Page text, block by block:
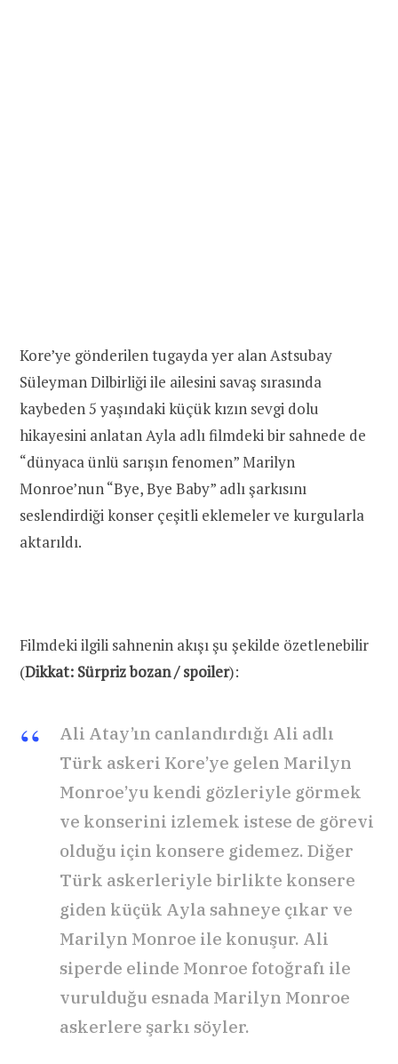
Kore’ye gönderilen tugayda yer alan Astsubay
Süleyman Dilbirliği ile ailesini savaş sırasında
kaybeden 5 yaşındaki küçük kızın sevgi dolu
hikayesini anlatan Ayla adlı filmdeki bir sahnede de
“dünyaca ünlü sarışın fenomen” Marilyn
Monroe’nun “Bye, Bye Baby” adlı şarkısını
seslendirdiği konser çeşitli eklemeler ve kurgularla
aktarıldı.
Filmdeki ilgili sahnenin akışı şu şekilde özetlenebilir
(Dikkat: Sürpriz bozan / spoiler):
Ali Atay’ın canlandırdığı Ali adlı
Türk askeri Kore’ye gelen Marilyn
Monroe’yu kendi gözleriyle görmek
ve konserini izlemek istese de görevi
olduğu için konsere gidemez. Diğer
Türk askerleriyle birlikte konsere
giden küçük Ayla sahneye çıkar ve
Marilyn Monroe ile konuşur. Ali
siperde elinde Monroe fotoğrafı ile
vurulduğu esnada Marilyn Monroe
askerlere şarkı söyler.